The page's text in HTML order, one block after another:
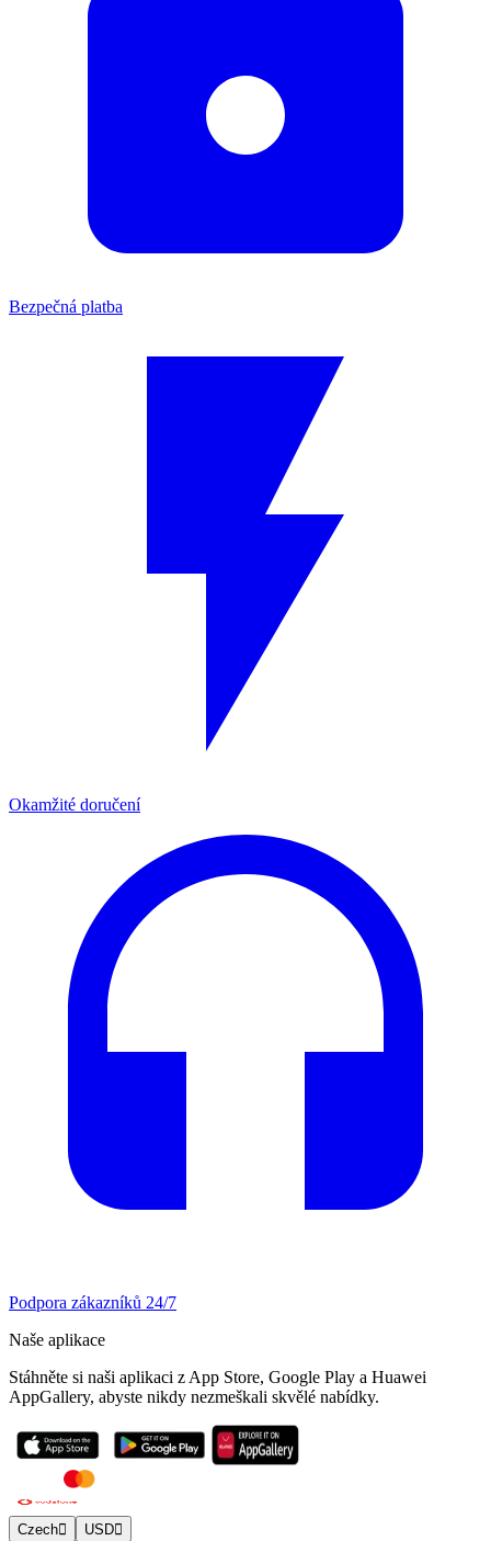
Bezpečná platba
Okamžité doručení
Podpora zákazníků 24/7
Naše aplikace
Stáhněte si naši aplikaci z App Store, Google Play a Huawei
AppGallery, abyste nikdy nezmeškali skvělé nabídky.
Czech USD